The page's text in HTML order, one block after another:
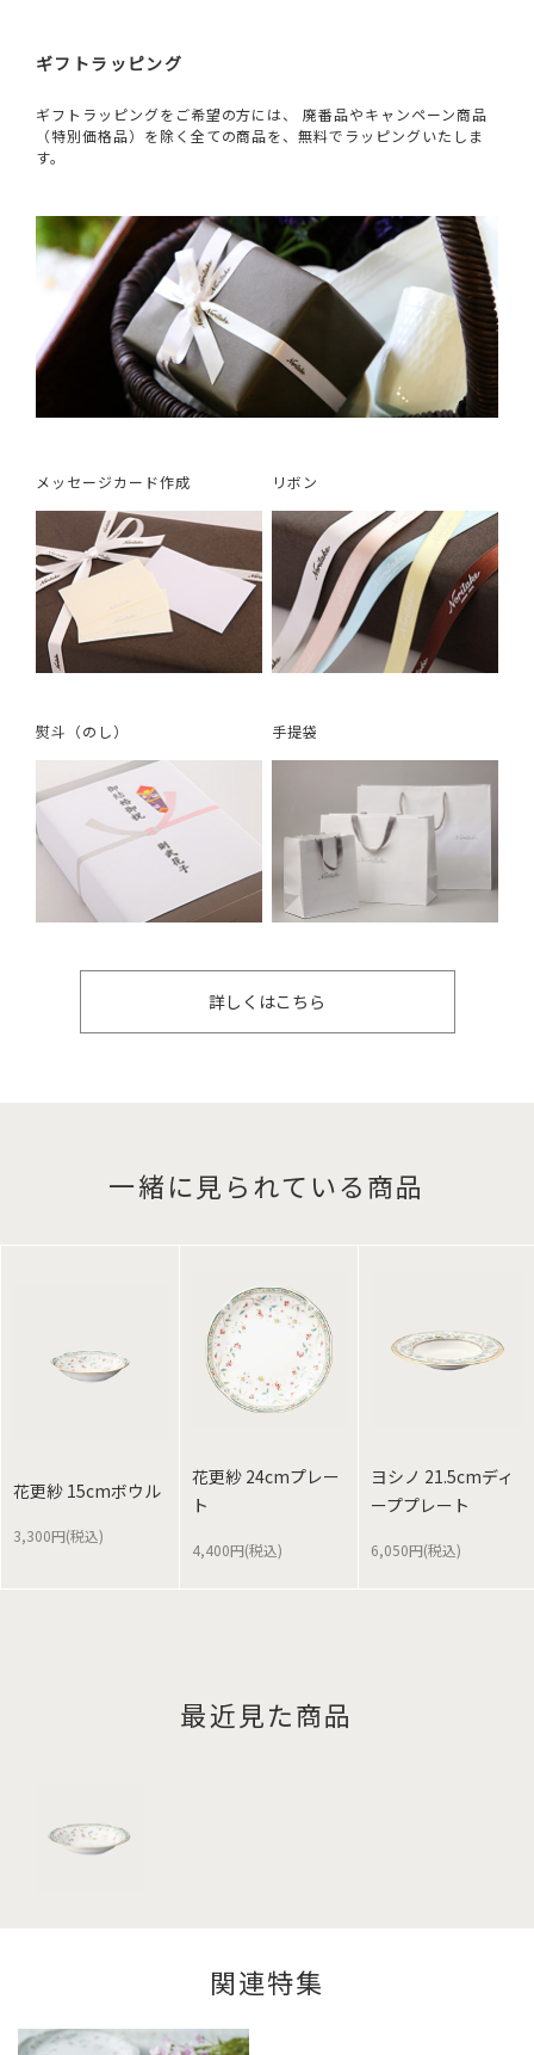
ギフトラッピング
ギフトラッピングをご希望の方には、 廃番品やキャンペーン商品
（特別価格品）を除く全ての商品を、無料でラッピングいたしま
す。
メッセージカード作成 リボン
熨斗（のし） 手提袋
詳しくはこちら
一緒に見られている商品
花更紗 15cmボウル
3,300円(税込)
花更紗 24cmプレー
ト
4,400円(税込)
ヨシノ 21.5cmディ
ーププレート
6,050円(税込)
最近見た商品
関連特集